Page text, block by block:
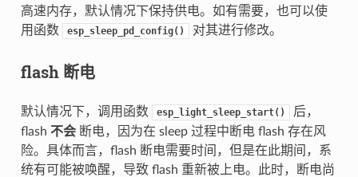
高速内存，默认情况下保持供电。如有需要，也可以使
用函数
esp_sleep_pd_config() 对其进行修改。
flash 断电
默认情况下，调用函数 esp_light_sleep_start()
后，
flash 不会断电，因为在 sleep 过程中断电 flash 存在风
险。具体而言，flash 断电需要时间，但是在此期间，系
统有可能被唤醒，导致 flash 重新被上电。此时，断电尚